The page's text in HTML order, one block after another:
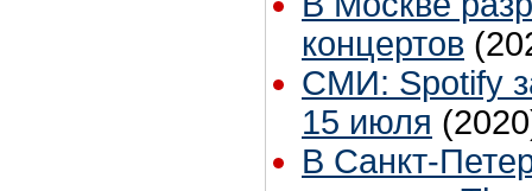
концертов
СМИ: Spotify
15 июля
В Санкт-